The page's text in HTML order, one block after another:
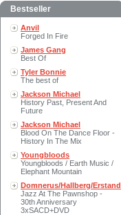
Bestseller
Anvil
Forged In Fire
James Gang
Best Of
Tyler Bonnie
The best of
Jackson Michael
History Past, Present And
Future
Jackson Michael
Blood On The Dance Floor -
History In The Mix
Youngbloods
Youngbloods / Earth Music /
Elephant Mountain
Domnerus/Hallberg/Erstand
Jazz At The Pawnshop -
30th Anniversary
3xSACD+DVD